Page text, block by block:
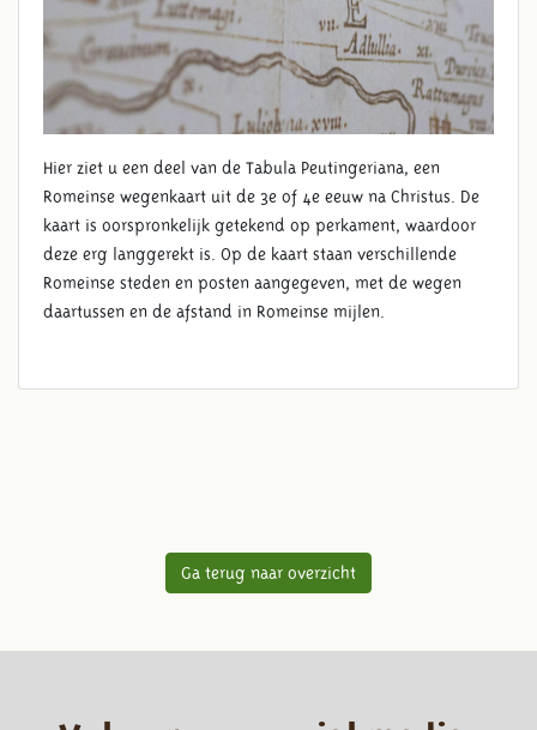
Hier ziet u een deel van de Tabula Peutingeriana, een
Romeinse wegenkaart uit de 3e of 4e eeuw na Christus. De
kaart is oorspronkelijk getekend op perkament, waardoor
deze erg langgerekt is. Op de kaart staan verschillende
Romeinse steden en posten aangegeven, met de wegen
daartussen en de afstand in Romeinse mijlen.
Ga terug naar overzicht